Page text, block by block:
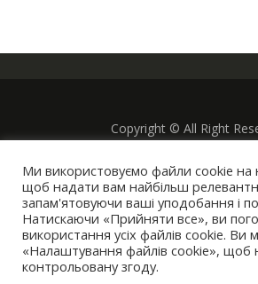
Copyright © All Right
Ми використовуємо файли cookie на
щоб надати вам найбільш
запам'ятовуючи ваші уподобання і
Натискаючи «Прийняти все», ви
використання усіх файлів cookie. Ви
«Налаштування файлів cookie», щоб
контрольовану згоду.